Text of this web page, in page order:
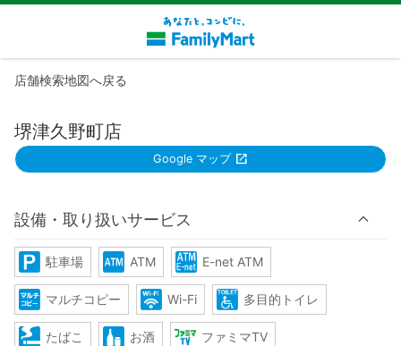
店舗検索地図へ戻る
堺津久野町店
Google マップ
設備・取り扱いサービス
駐車場 ATM E-net ATM
マルチコピー Wi-Fi 多目的トイレ
たばこ お酒 ファミマTV